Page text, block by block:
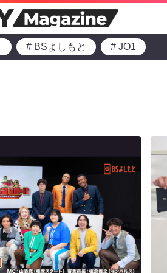
# BSよしもと # JO1